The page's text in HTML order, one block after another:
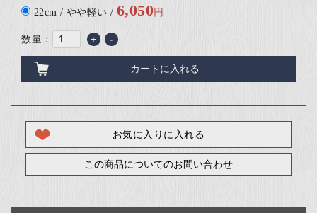
22cm / やや軽い / 6,050円
数量： + -
カートに入れる
お気に入りに入れる
この商品についてのお問い合わせ